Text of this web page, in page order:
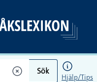
Sök
Hjälp/Tips